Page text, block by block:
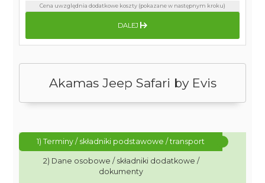
Akamas Jeep Safari by Evis
1) Terminy / składniki podstawowe / transport
2) Dane osobowe / składniki dodatkowe /
dokumenty
Cena uwzględnia dodatkowe koszty (pokazane w następnym kroku)
DALEJ